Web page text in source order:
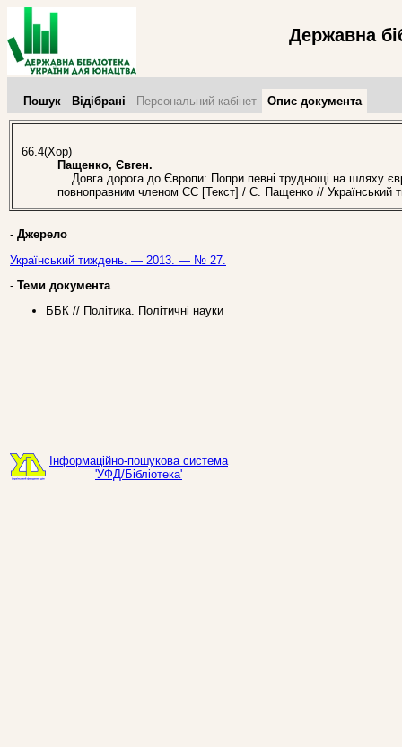
Державна
Пошук Відібрані Персональний кабінет Опис документа
66.4(Хор)
Пащенко, Євген.
Довга дорога до Європи: Попри певні труднощі на шляху
повноправним членом ЄС [Текст] / Є. Пащенко //
- Джерело
Український тиждень. — 2013. — № 27.
- Теми документа
ББК // Політика. Політичні науки
Інформаційно-пошукова система
'УФД/Бібліотека'